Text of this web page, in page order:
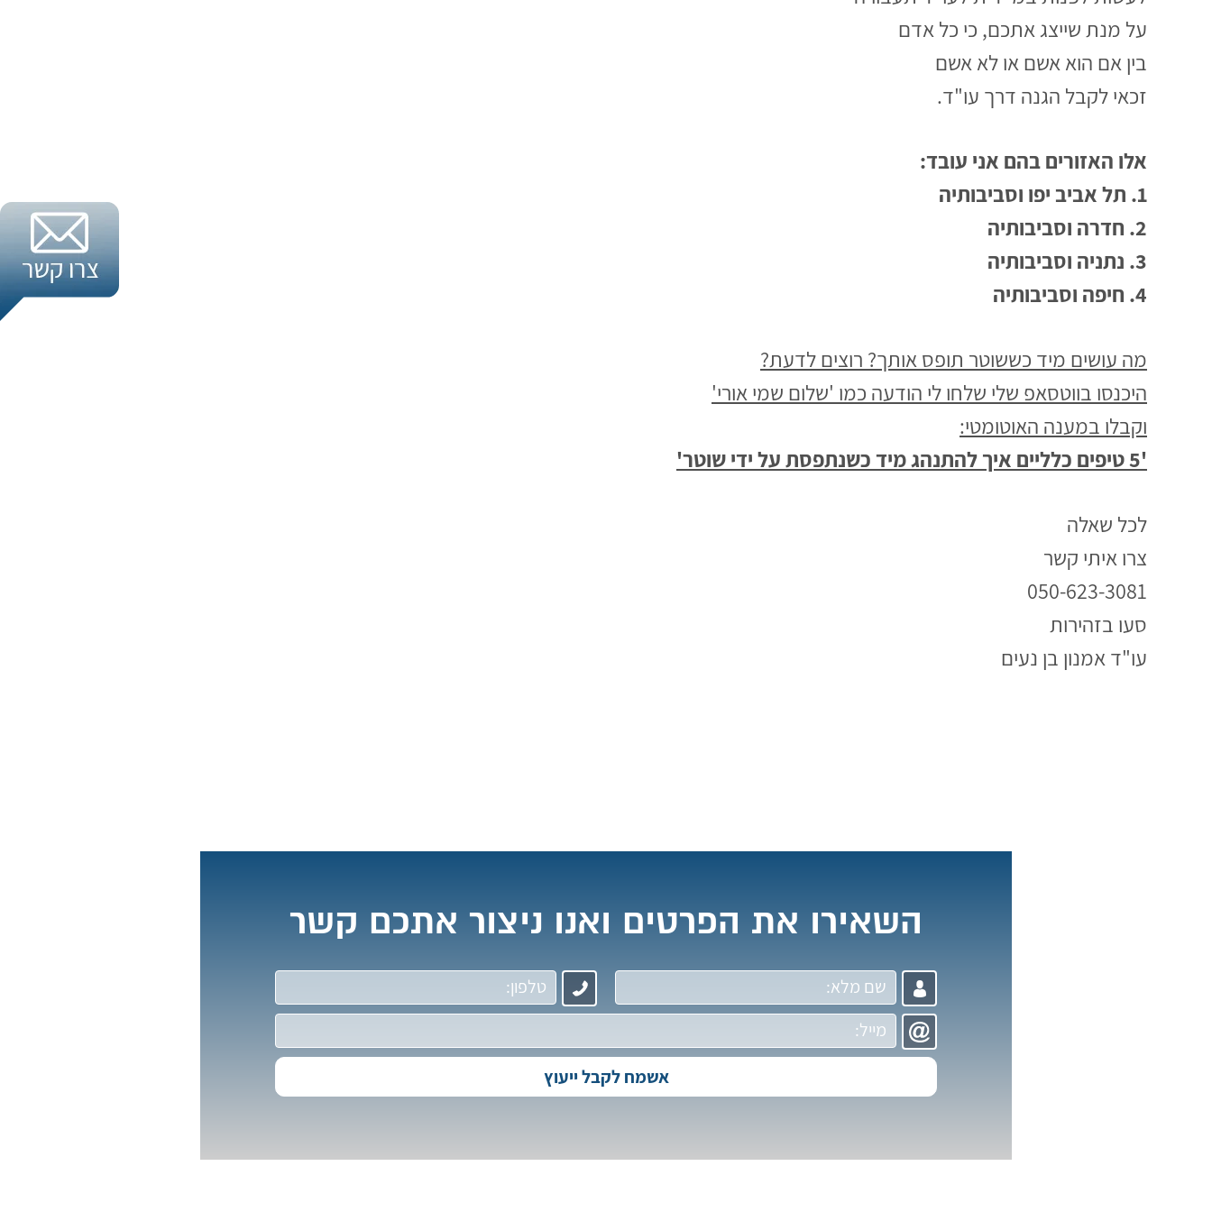
על מנת שייצג אתכם, כי כל אדם
בין אם הוא אשם או לא אשם
זכאי לקבל הגנה דרך עו"ד.
אלו האזורים בהם אני עובד:
1. תל אביב יפו וסביבותיה
2. חדרה וסביבותיה
3. נתניה וסביבותיה
4. חיפה וסביבותיה
מה עושים מיד כששוטר תופס אותך? רוצים לדעת?
היכנסו בווטסאפ שלי שלחו לי הודעה כמו 'שלום שמי אורי'
וקבלו במענה האוטומטי:
'5 טיפים כלליים איך להתנהג מיד כשנתפסת על ידי שוטר'
לכל שאלה
צרו איתי קשר
050-623-3081
סעו בזהירות
עו"ד אמנון בן נעים
השאירו את הפרטים ואנו ניצור אתכם קשר